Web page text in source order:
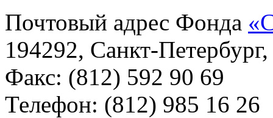
Почтовый адрес Фонда
194292, Санкт-
Факс: (812) 592 90 69
Телефон: (812) 985 16 26